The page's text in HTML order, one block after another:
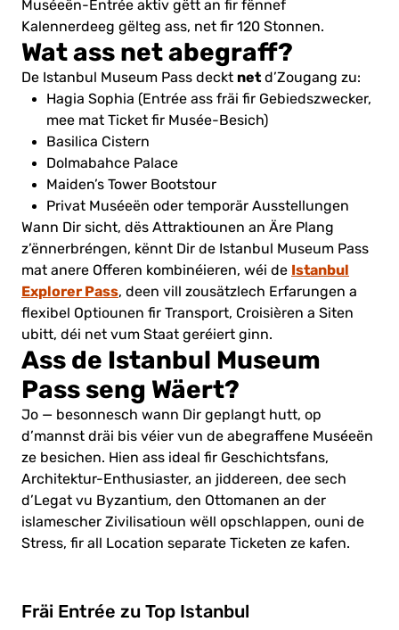
Muséeën-Entrée aktiv gëtt an fir fënnef
Kalennerdeeg gëlteg ass, net fir 120 Stonnen.
Wat ass net abegraff?
De Istanbul Museum Pass deckt net d’Zougang zu:
Hagia Sophia (Entrée ass fräi fir Gebiedszwecker,
mee mat Ticket fir Musée-Besich)
Basilica Cistern
Dolmabahce Palace
Maiden’s Tower Bootstour
Privat Muséeën oder temporär Ausstellungen
Wann Dir sicht, dës Attraktiounen an Äre Plang
z’ënnerbréngen, kënnt Dir de Istanbul Museum Pass
mat anere Offeren kombinéieren, wéi de Istanbul
Explorer Pass, deen vill zousätzlech Erfarungen a
flexibel Optiounen fir Transport, Croisièren a Siten
ubitt, déi net vum Staat geréiert ginn.
Ass de Istanbul Museum
Pass seng Wäert?
Jo — besonnesch wann Dir geplangt hutt, op
d’mannst dräi bis véier vun de abegraffene Muséeën
ze besichen. Hien ass ideal fir Geschichtsfans,
Architektur-Enthusiaster, an jiddereen, dee sech
d’Legat vu Byzantium, den Ottomanen an der
islamescher Zivilisatioun wëll opschlappen, ouni de
Stress, fir all Location separate Ticketen ze kafen.
Fräi Entrée zu Top Istanbul